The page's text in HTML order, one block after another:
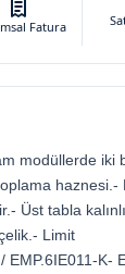
Fatura
modüllerde iki
haznesi.-
Üst tabla
Limit
EMP.6IE011-K-